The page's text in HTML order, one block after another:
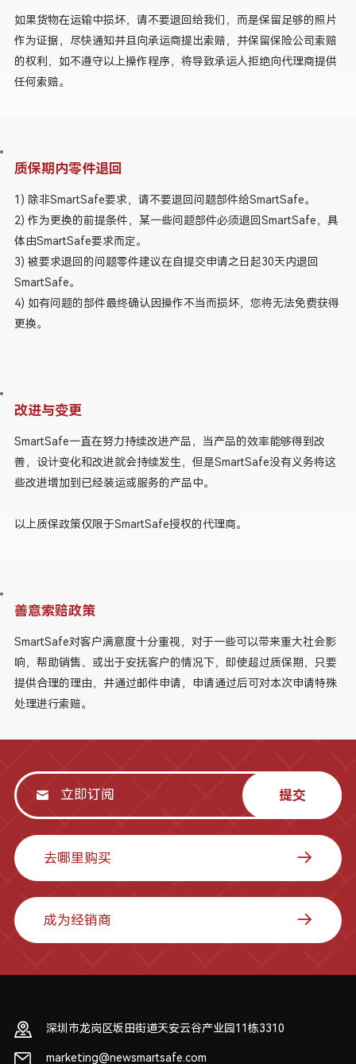
如果货物在运输中损坏，请不要退回给我们，而是保留足够的照片
作为证据，尽快通知并且向承运商提出索赔，并保留保险公司索赔
的权利，如不遵守以上操作程序，将导致承运人拒绝向代理商提供
任何索赔。
质保期内零件退回
1) 除非SmartSafe要求，请不要退回问题部件给SmartSafe。
2) 作为更换的前提条件，某一些问题部件必须退回SmartSafe，具
体由SmartSafe要求而定。
3) 被要求退回的问题零件建议在自提交申请之日起30天内退回
SmartSafe。
4) 如有问题的部件最终确认因操作不当而损坏，您将无法免费获得
更换。
改进与变更
SmartSafe一直在努力持续改进产品，当产品的效率能够得到改
善，设计变化和改进就会持续发生，但是SmartSafe没有义务将这
些改进增加到已经装运或服务的产品中。
以上质保政策仅限于SmartSafe授权的代理商。
善意索赔政策
SmartSafe对客户满意度十分重视，对于一些可以带来重大社会影
响，帮助销售、或出于安抚客户的情况下，即使超过质保期，只要
提供合理的理由，并通过邮件申请，申请通过后可对本次申请特殊
处理进行索赔。
提交
去哪里购买
成为经销商
深圳市龙岗区坂田街道天安云谷产业园11栋3310
marketing@newsmartsafe.com